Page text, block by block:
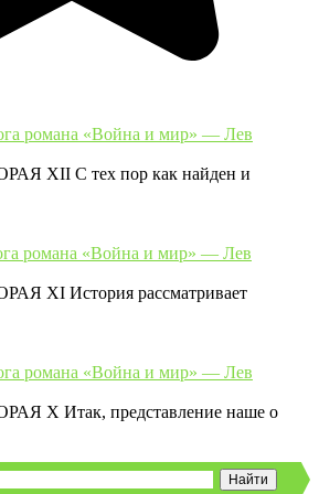
романа «Война и мир» — Лев
XII С тех пор как найден и
романа «Война и мир» — Лев
XI История рассматривает
романа «Война и мир» — Лев
X Итак, представление наше о